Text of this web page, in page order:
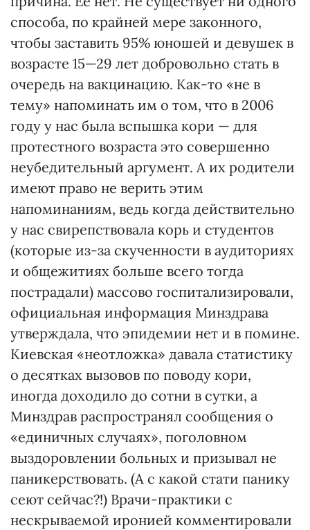
способа, по крайней мере законного,
чтобы заставить 95% юношей и девушек в
возрасте 15—29 лет добровольно стать в
очередь на вакцинацию. Как-то «не в
тему» напоминать им о том, что в 2006
году у нас была вспышка кори — для
протестного возраста это совершенно
неубедительный аргумент. А их родители
имеют право не верить этим
напоминаниям, ведь когда действительно
у нас свирепствовала корь и студентов
(которые из-за скученности в аудиториях
и общежитиях больше всего тогда
пострадали) массово госпитализировали,
официальная информация Минздрава
утверждала, что эпидемии нет и в помине.
Киевская «неотложка» давала статистику
о десятках вызовов по поводу кори,
иногда доходило до сотни в сутки, а
Минздрав распространял сообщения о
«единичных случаях», поголовном
выздоровлении больных и призывал не
паникерствовать. (А с какой стати панику
сеют сейчас?!) Врачи-практики с
нескрываемой иронией комментировали